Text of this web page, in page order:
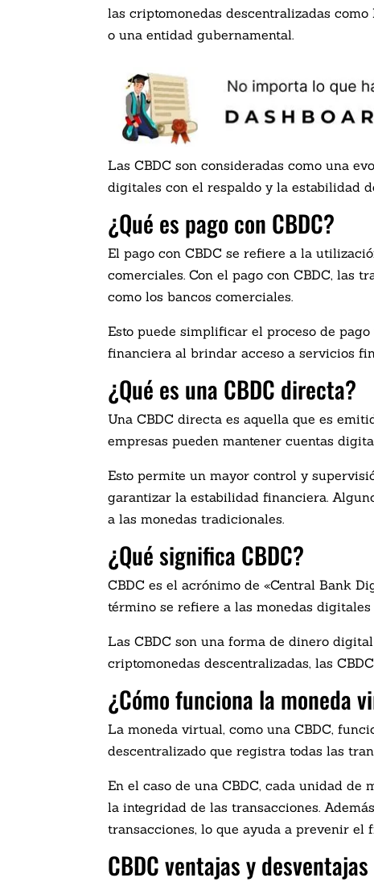
las criptomonedas descentralizadas
o una entidad gubernamental.
Las CBDC son consideradas como una
digitales con el respaldo y la estabilidad
¿Qué es pago con CBDC?
El pago con CBDC se refiere a la
comerciales. Con el pago con CBDC, las
como los bancos comerciales.
Esto puede simplificar el proceso de
financiera al brindar acceso a servicios
¿Qué es una CBDC directa?
Una CBDC directa es aquella que es
empresas pueden mantener cuentas
Esto permite un mayor control y
garantizar la estabilidad financiera.
a las monedas tradicionales.
¿Qué significa CBDC?
CBDC es el acrónimo de «Central Bank
término se refiere a las monedas
Las CBDC son una forma de dinero
criptomonedas descentralizadas, las
¿Cómo funciona la moneda
La moneda virtual, como una CBDC,
descentralizado que registra todas las
En el caso de una CBDC, cada unidad
la integridad de las transacciones.
transacciones, lo que ayuda a prevenir el
CBDC ventajas y desventajas